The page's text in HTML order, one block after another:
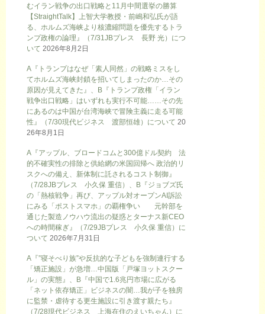
むイラン戦争の出口戦略と11月中間選挙の勝算
【StraightTalk】上智大学教授・前嶋和弘氏が語
る、ホルムズ海峡より核濃縮問題を優先するトラ
ンプ政権の論理』（7/31JBプレス 長野 光）につ
いて 2026年8月2日
A『トランプはなぜ「素人同然」の戦略ミスをし
てホルムズ海峡封鎖を招いてしまったのか…その
原因が見えてきた』、B『トランプ政権「イラン
戦争出口戦略」はいずれも実行不可能……その先
にあるのは中国が台湾海峡で冒険主義に走る可能
性』（7/30現代ビジネス 渡部恒雄）について 20
26年8月1日
A『アップル、ブロードコムと300億ドル契約 法
的不確実性の排除と供給網の米国回帰へ 政治的リ
スクへの備え、新体制に託されるコスト制御』
（7/28JBプレス 小久保 重信）、B『ジョブズ氏
の「熱核戦争」再び、アップル対オープンAI訴訟
にみる「ポストスマホ」の覇権争い 元幹部を
通じた製造ノウハウ流出の疑惑とターナス新CEO
への時間稼ぎ』（7/29JBプレス 小久保 重信）に
ついて 2026年7月31日
A『”寝そべり族”や反抗的な子どもを強制連行する
「矯正施設」が急増…中国版「戸塚ヨットスクー
ル」の実態』、B『中国で1.6兆円市場に広がる
「ネット依存矯正」ビジネスの闇…我が子を独房
に監禁・虐待する更生施設に引き渡す親たち』
（7/28現代ビジネス 上海在住のえいちゃん）に